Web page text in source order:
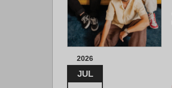
2026
JUL